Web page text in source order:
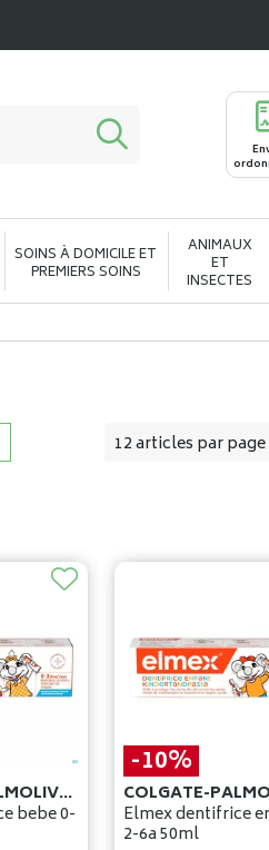
SOINS À DOMICILE ET
PREMIERS SOINS
ANIMAUX
ET
INSECTES
COLGATE-PALMOLIVE BELGIUM
bebe 0-
-10%
Elmex dentifrice
2-6a 50ml